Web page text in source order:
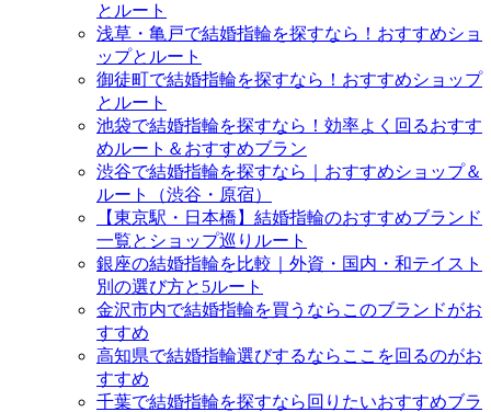
とルート
浅草・亀戸で結婚指輪を探すなら！おすすめショ
ップとルート
御徒町で結婚指輪を探すなら！おすすめショップ
とルート
池袋で結婚指輪を探すなら！効率よく回るおすす
めルート＆おすすめブラン
渋谷で結婚指輪を探すなら｜おすすめショップ＆
ルート（渋谷・原宿）
【東京駅・日本橋】結婚指輪のおすすめブランド
一覧とショップ巡りルート
銀座の結婚指輪を比較｜外資・国内・和テイスト
別の選び方と5ルート
金沢市内で結婚指輪を買うならこのブランドがお
すすめ
高知県で結婚指輪選びするならここを回るのがお
すすめ
千葉で結婚指輪を探すなら回りたいおすすめブラ